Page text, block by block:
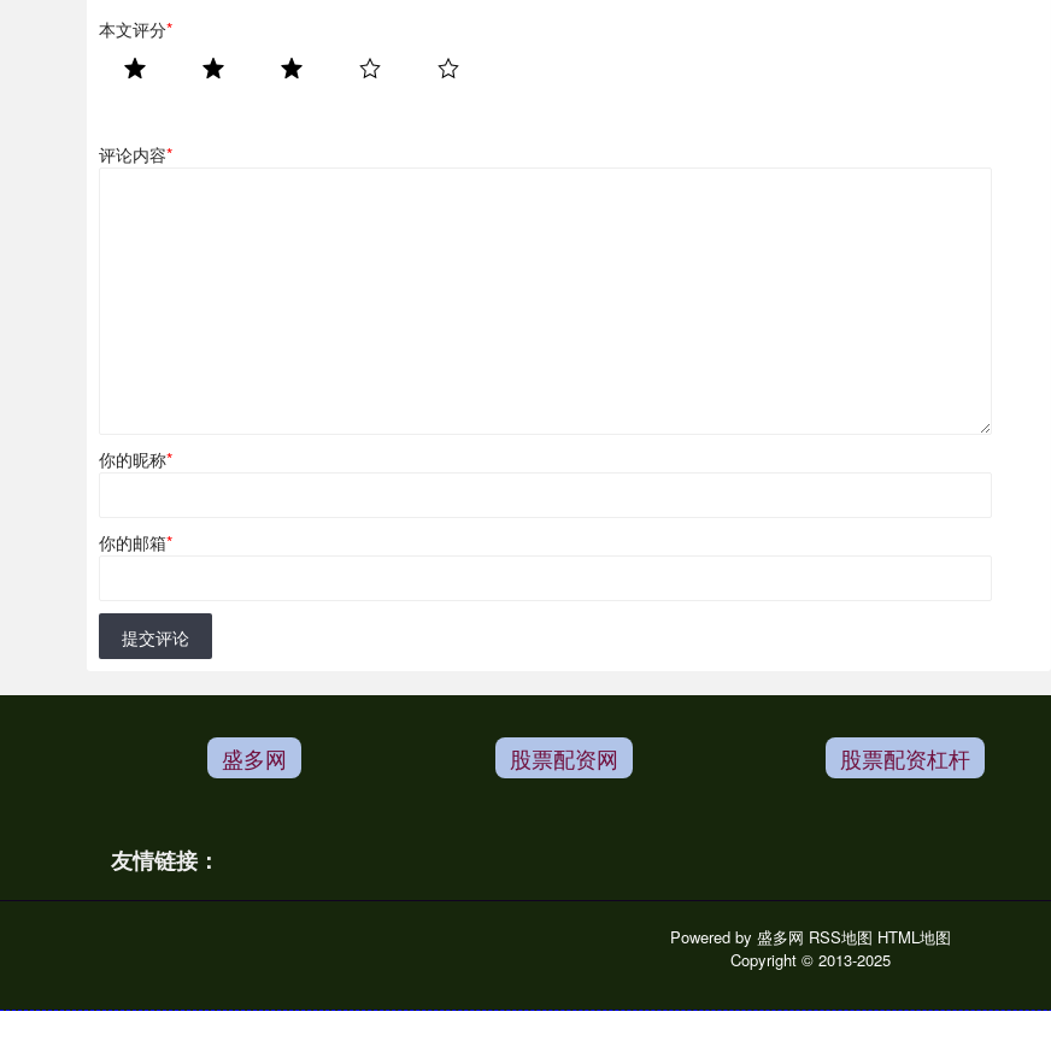
本文评分*
评论内容*
你的昵称*
你的邮箱*
提交评论
盛多网 股票配资网 股票配资杠杆
友情链接：
Powered by 盛多网 RSS地图 HTML地图
Copyright © 2013-2025